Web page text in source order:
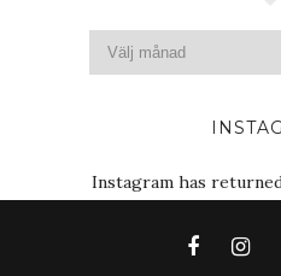
Instagram has